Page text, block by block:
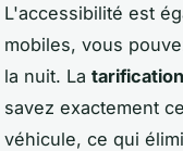
L'accessibilité est
mobiles, vous
la nuit. La
savez exactement
véhicule, ce qui